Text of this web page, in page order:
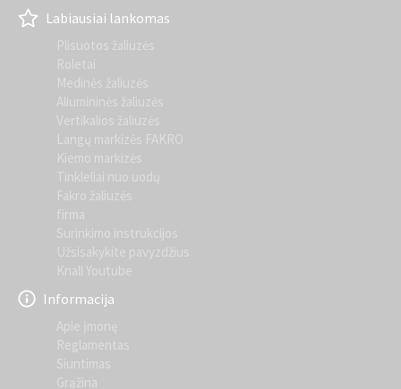
Labiausiai lankomas
Plisuotos žaliuzės
Roletai
Medinės žaliuzės
Aliumininės žaliuzės
Vertikalios žaliuzės
Langų markizės FAKRO
Kiemo markizės
Tinkleliai nuo uodų
Fakro žaliuzės
firma
Surinkimo instrukcijos
Užsisakykite pavyzdžius
Knall Youtube
Informacija
Apie įmonę
Reglamentas
Siuntimas
Grąžina